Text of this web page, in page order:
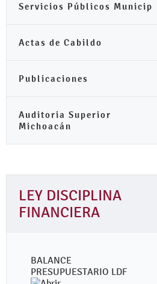
Servicios Públicos Municip
Actas de Cabildo
Publicaciones
Auditoria Superior
Michoacán
LEY DISCIPLINA
FINANCIERA
BALANCE
PRESUPUESTARIO LDF